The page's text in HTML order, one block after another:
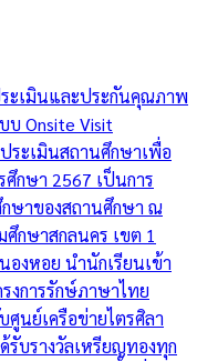
ะเมินและประกันคุณภาพ
บ Onsite Visit
ระเมินสถานศึกษาเพื่อ
ศึกษา 2567 เป็นการ
กษาของสถานศึกษา ณ
กษาสกลนคร เขต 1
องหอย นำนักเรียนเข้า
งการรักษ์ภาษาไทย
นย์เครือข่ายไตรศิลา
รับรางวัลเหรียญทองทุก